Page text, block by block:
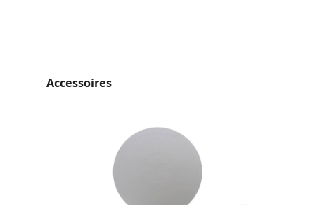
Ignorer la galerie de produits
Accessoires